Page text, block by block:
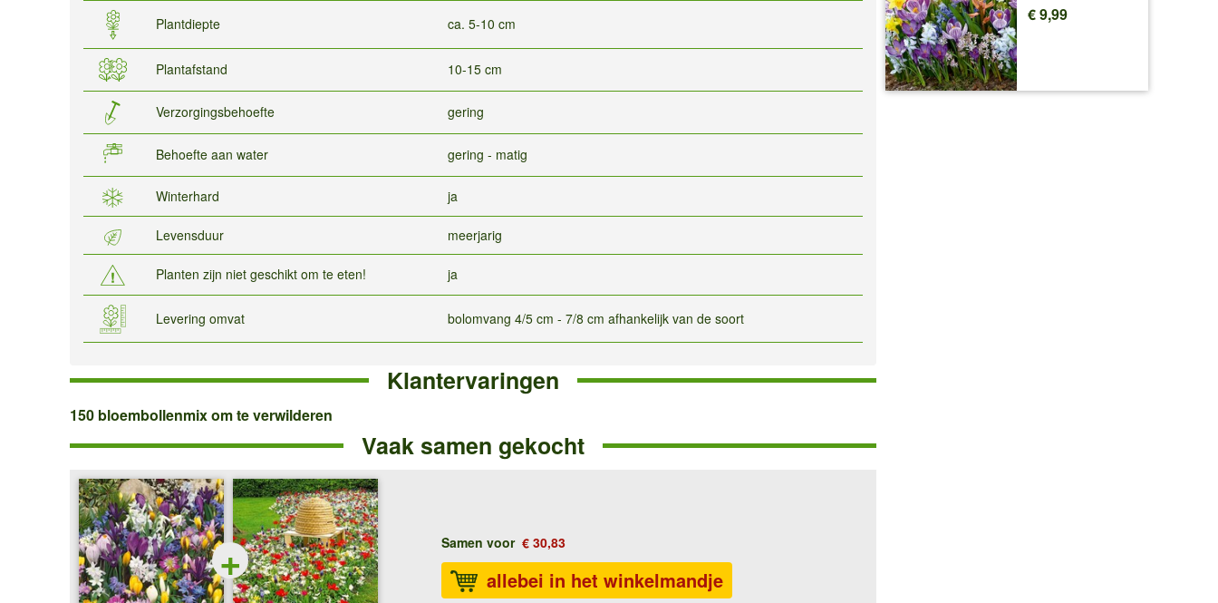
Plantdiepte ca. 5-10 cm
Plantafstand 10-15 cm
Verzorgingsbehoefte gering
Behoefte aan water gering - matig
Winterhard ja
Levensduur meerjarig
Planten zijn niet geschikt om te eten! ja
Levering omvat bolomvang 4/5 cm - 7/8 cm afhankelijk van de soort
Klantervaringen
150
te
verwilderen
150 bloembollenmix om te verwilderen
Vaak samen gekocht
+ Samen voor € 30,83
allebei in het winkelmandje
€ 9,99